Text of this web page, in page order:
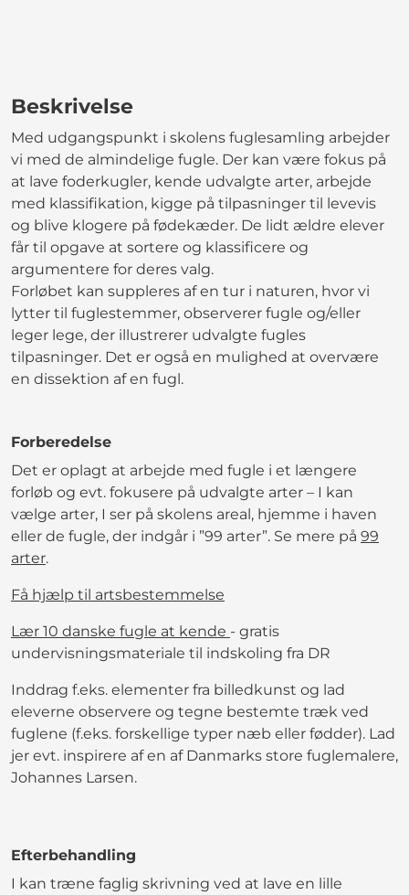
Beskrivelse
Med udgangspunkt i skolens fuglesamling arbejder
vi med de almindelige fugle. Der kan være fokus på
at lave foderkugler, kende udvalgte arter, arbejde
med klassifikation, kigge på tilpasninger til levevis
og blive klogere på fødekæder. De lidt ældre elever
får til opgave at sortere og klassificere og
argumentere for deres valg.
Forløbet kan suppleres af en tur i naturen, hvor vi
lytter til fuglestemmer, observerer fugle og/eller
leger lege, der illustrerer udvalgte fugles
tilpasninger. Det er også en mulighed at overvære
en dissektion af en fugl.
Forberedelse
Det er oplagt at arbejde med fugle i et længere
forløb og evt. fokusere på udvalgte arter – I kan
vælge arter, I ser på skolens areal, hjemme i haven
eller de fugle, der indgår i ”99 arter”. Se mere på 99
arter.
Få hjælp til artsbestemmelse
Lær 10 danske fugle at kende - gratis
undervisningsmateriale til indskoling fra DR
Inddrag f.eks. elementer fra billedkunst og lad
eleverne observere og tegne bestemte træk ved
fuglene (f.eks. forskellige typer næb eller fødder). Lad
jer evt. inspirere af en af Danmarks store fuglemalere,
Johannes Larsen.
Efterbehandling
I kan træne faglig skrivning ved at lave en lille